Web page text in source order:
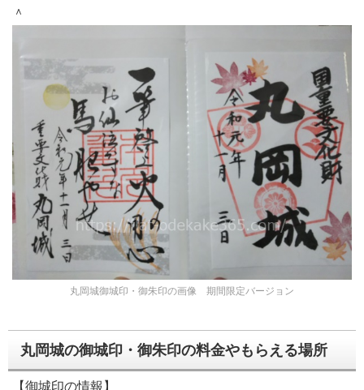
＾
丸岡城御城印・御朱印の画像 期間限定バージョン
丸岡城の御城印・御朱印の料金やもらえる場所
【御城印の情報】